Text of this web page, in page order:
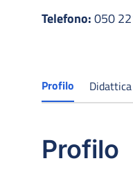
Telefono:050
Profilo Didattica
Profilo